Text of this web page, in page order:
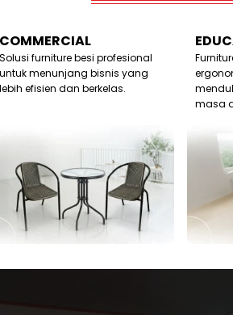
furniture besi profesional
menunjang bisnis yang
efisien dan berkelas.
masa